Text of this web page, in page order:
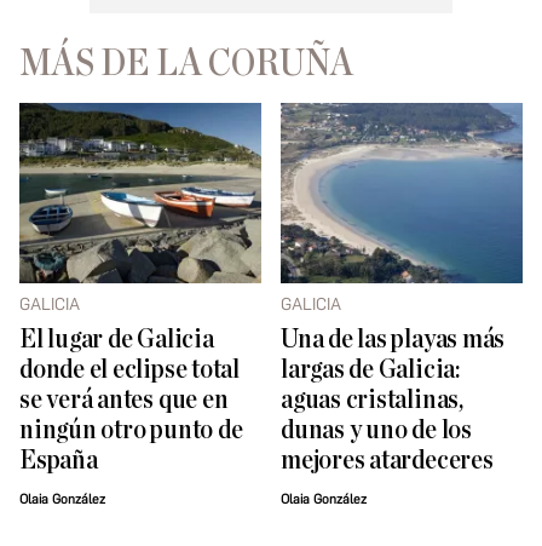
MÁS DE LA CORUÑA
GALICIA
El lugar de Galicia
donde el eclipse total
se verá antes que en
ningún otro punto de
España
Olaia González
GALICIA
Una de las playas más
largas de Galicia:
aguas cristalinas,
dunas y uno de los
mejores atardeceres
Olaia González